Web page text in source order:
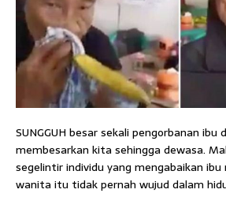
SUNGGUH besar sekali pengorbanan ibu
membesarkan kita sehingga dewasa.
segelintir individu yang mengabaikan
wanita itu tidak pernah wujud dalam